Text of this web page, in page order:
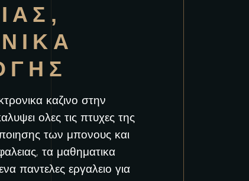
καζινο στην
ολες τις πτυχες της
των μπονους και
τα μαθηματικα
παντελες εργαλειο για